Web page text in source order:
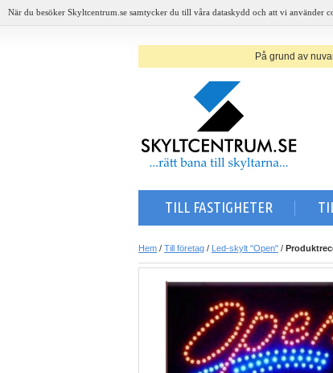
När du besöker Skyltcentrum.se samtycker du till våra dataskydd och att vi använder
På grund av
TILL FASTIGHETER
Hem / Till företag / Led-skylt "Open" /